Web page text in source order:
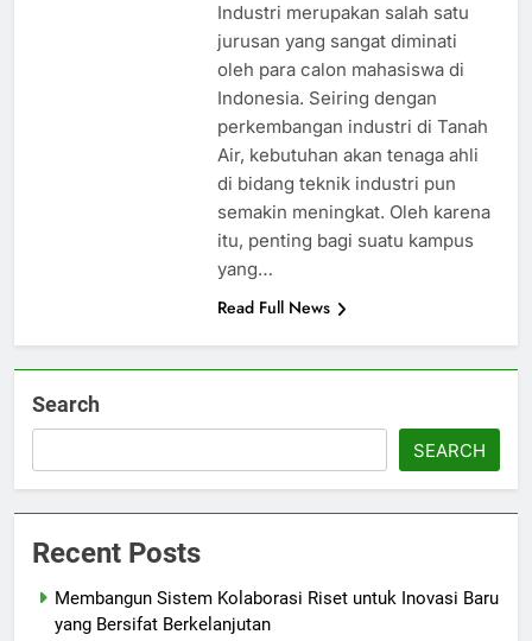
Industri merupakan salah satu
jurusan yang sangat diminati
oleh para calon mahasiswa di
Indonesia. Seiring dengan
perkembangan industri di Tanah
Air, kebutuhan akan tenaga ahli
di bidang teknik industri pun
semakin meningkat. Oleh karena
itu, penting bagi suatu kampus
yang…
Read Full News
Search
SEARCH
Recent Posts
Membangun Sistem Kolaborasi Riset untuk Inovasi Baru
yang Bersifat Berkelanjutan